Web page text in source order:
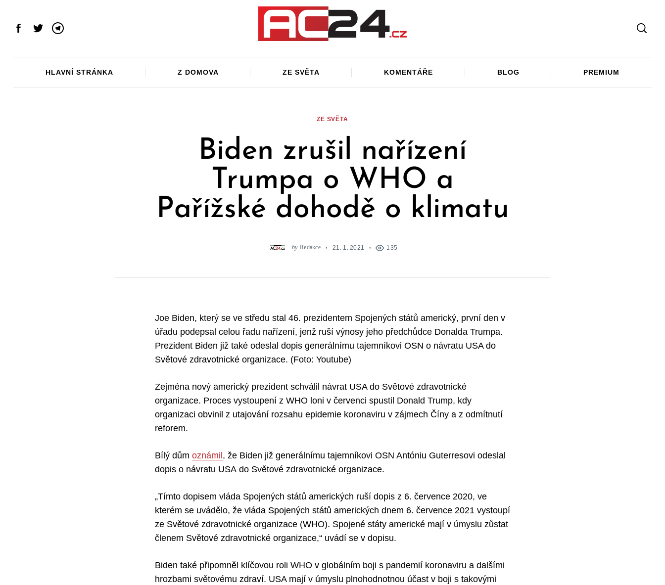
contentFacebook
TwitterTelegram
HLAVNÍ STRÁNKA Z DOMOVA ZE SVĚTA KOMENTÁŘE BLOG PREMIUM
ZE SVĚTA
Biden zrušil nařízení
Trumpa o WHO a
Pařížské dohodě o klimatu
by Redakce 21. 1. 2021 135
Joe Biden, který se ve středu stal 46. prezidentem Spojených států americký, první den v
úřadu podepsal celou řadu nařízení, jenž ruší výnosy jeho předchůdce Donalda Trumpa.
Prezident Biden již také odeslal dopis generálnímu tajemníkovi OSN o návratu USA do
Světové zdravotnické organizace. (Foto: Youtube)
Zejména nový americký prezident schválil návrat USA do Světové zdravotnické
organizace. Proces vystoupení z WHO loni v červenci spustil Donald Trump, kdy
organizaci obvinil z utajování rozsahu epidemie koronaviru v zájmech Číny a z odmítnutí
reforem.
Bílý dům oznámil , že Biden již generálnímu tajemníkovi OSN Antóniu Guterresovi odeslal
dopis o návratu USA do Světové zdravotnické organizace.
„Tímto dopisem vláda Spojených států amerických ruší dopis z 6. července 2020, ve
kterém se uvádělo, že vláda Spojených států amerických dnem 6. července 2021 vystoupí
ze Světové zdravotnické organizace (WHO). Spojené státy americké mají v úmyslu zůstat
členem Světové zdravotnické organizace,“ uvádí se v dopisu.
Biden také připomněl klíčovou roli WHO v globálním boji s pandemií koronaviru a dalšími
hrozbami světovému zdraví. USA mají v úmyslu plnohodnotnou účast v boji s takovými